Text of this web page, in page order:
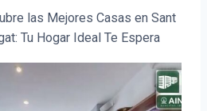
las Mejores Casas en Sant
Tu Hogar Ideal Te Espera